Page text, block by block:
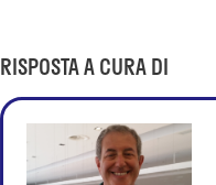
RISPOSTA A CURA DI